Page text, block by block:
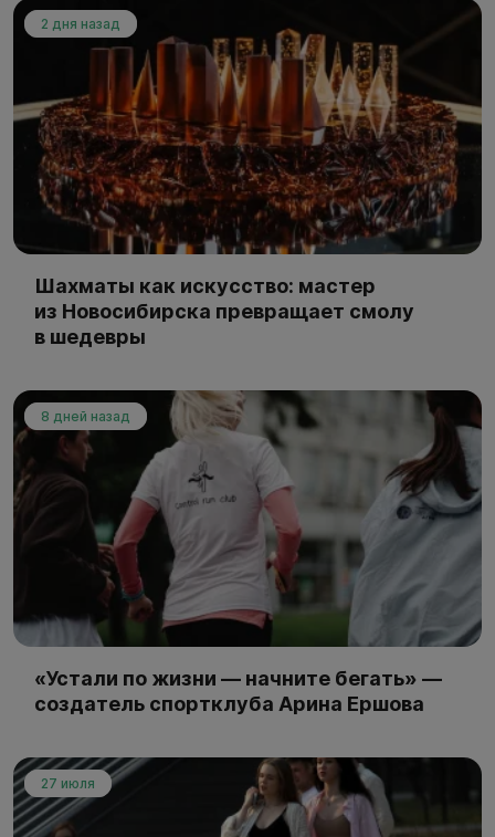
2 дня назад
Шахматы как искусство: мастер
из Новосибирска превращает смолу
в шедевры
8 дней назад
«Устали по жизни — начните бегать» —
создатель спортклуба Арина Ершова
27 июля